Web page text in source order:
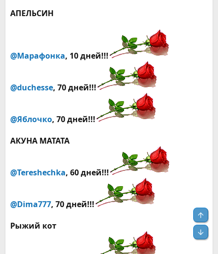
АПЕЛЬСИН
@Марафонка, 10 дней!!!
@duchesse, 70 дней!!!
@Яблочко, 70 дней!!!
АКУНА МАТАТА
@Tereshechka, 60 дней!!!
@Dima777, 70 дней!!!
Рыжий кот